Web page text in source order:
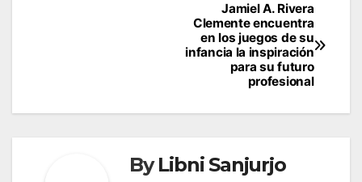
Jamiel A. Rivera
Clemente encuentra
en los juegos de su
infancia la inspiración
para su futuro
profesional
ByLibni Sanjurjo